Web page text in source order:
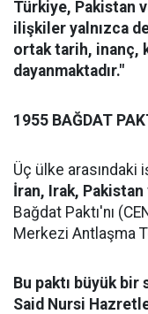
Türkiye, Pakistan
ilişkiler yalnızca
ortak tarih, inanç,
dayanmaktadır."
1955 BAĞDAT
Üç ülke arasındaki
İran, Irak, Pakistan
Bağdat Paktı'nı
Merkezi Antlaşma
Bu paktı büyük bir
Said Nursi